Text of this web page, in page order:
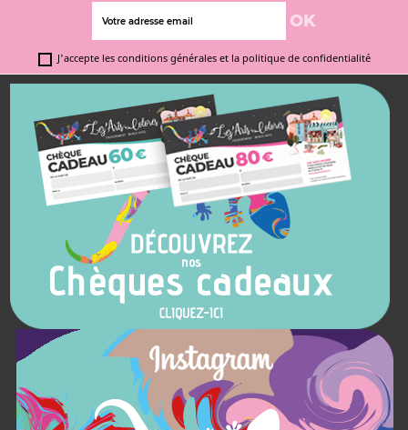
J'accepte les conditions générales et la politique de confidentialité